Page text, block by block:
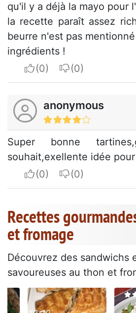
qu'il y a déjà la mayo pour
la recette paraît assez
beurre n'est pas
ingrédients !
I apreciateI do not
anonymous
Super bonne
souhait,exellente idée
I apreciateI do not
Recettes
et fromage
Découvrez des sandwichs
savoureuses au thon et